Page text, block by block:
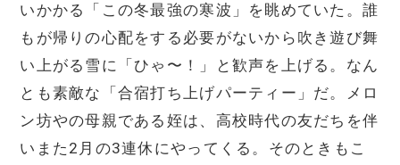
いかかる「この冬最強の寒波」を眺めていた。誰
もが帰りの心配をする必要がないから吹き遊び舞
い上がる雪に「ひゃ〜！」と歓声を上げる。なん
とも素敵な「合宿打ち上げパーティー」だ。メロ
ン坊やの母親である姪は、高校時代の友だちを伴
いまた2月の3連休にやってくる。そのときもこ